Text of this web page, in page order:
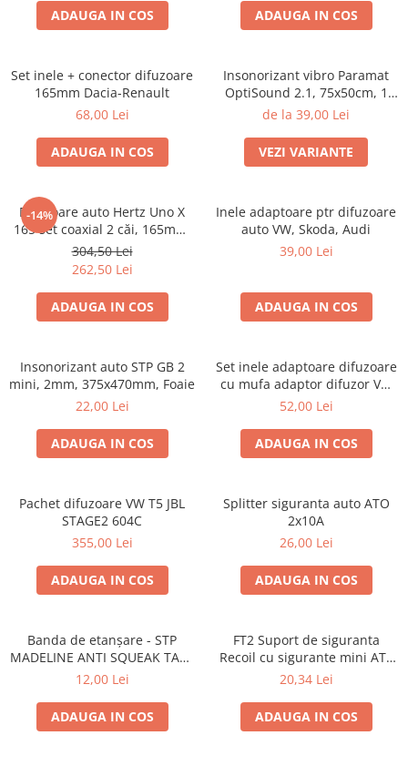
Vibro absorbant
Sigurante
Electrice, Electronice Auto
Accesorii alarme auto
Alarme auto Alarme masina
Detectoare Radar
Senzori parcare auto
Echipamente atelier
Consumabile Service
Instrumente Atelier
Set clipsuri auto de plastic
Amortizoare hayon
Accesorii auto
Incalzire scaune
Stergatoare auto
ADAUGA IN COS ADAUGA IN COS
Set inele + conector difuzoare
165mm Dacia-Renault
68,00 Lei
ADAUGA IN COS
Insonorizant vibro Paramat
OptiSound 2.1, 75x50cm, 1
coala
de la 39,00 Lei
VEZI VARIANTE
-14%
Difuzoare auto Hertz Uno X
165 set coaxial 2 căi, 165mm,
55W RMS, 4Ω, set 2 difuzoare
304,50 Lei
262,50 Lei
ADAUGA IN COS
Inele adaptoare ptr difuzoare
auto VW, Skoda, Audi
39,00 Lei
ADAUGA IN COS
Insonorizant auto STP GB 2
mini, 2mm, 375x470mm, Foaie
22,00 Lei
ADAUGA IN COS
Set inele adaptoare difuzoare
cu mufa adaptor difuzor VW
Passat B5/B5.5
52,00 Lei
ADAUGA IN COS
Pachet difuzoare VW T5 JBL
STAGE2 604C
355,00 Lei
ADAUGA IN COS
Splitter siguranta auto ATO
2x10A
26,00 Lei
ADAUGA IN COS
Banda de etanșare - STP
MADELINE ANTI SQUEAK TAPE
- 15 x 2000mm
12,00 Lei
ADAUGA IN COS
FT2 Suport de siguranta
Recoil cu sigurante mini ATS
de 10A si 20A
20,34 Lei
ADAUGA IN COS